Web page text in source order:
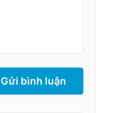
Gửi bình luận